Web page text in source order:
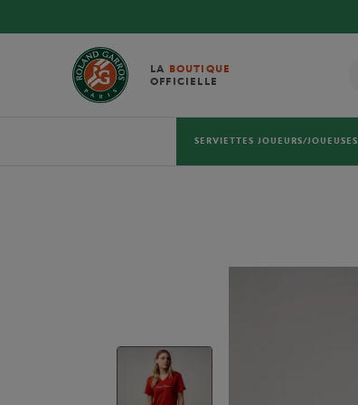
LA BOUTIQUE
OFFICIELLE
SERVIETTES JOUEURS/JOUEUSES